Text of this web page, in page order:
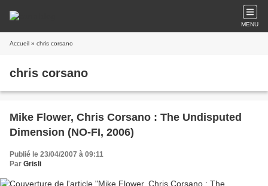
MENU
Accueil » chris corsano
chris corsano
Mike Flower, Chris Corsano : The Undisputed
Dimension (NO-FI, 2006)
Publié le 23/04/2007 à 09:11
Par Grisli